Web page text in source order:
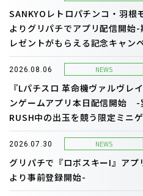
SANKYOレトロパチンコ・羽根
よりグリパチでアプリ配信開始
レゼントがもらえる記念キャン
2026.08.06 NEWS
『Lパチスロ 革命機ヴァルヴレ
ンゲームアプリ本日配信開始 -
RUSH中の出玉を競う限定ミニ
2026.07.30 NEWS
グリパチで『ロボスキーI』ア
より事前登録開始-